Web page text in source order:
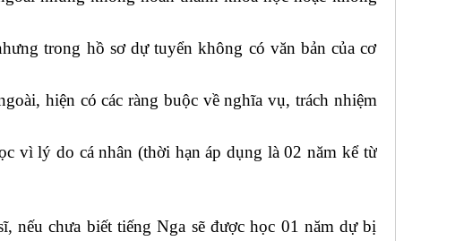
trong hồ sơ dự tuyển không có văn bản của cơ
hiện có các ràng buộc về nghĩa vụ, trách nhiệm
vì lý do cá nhân (thời hạn áp dụng là 02 năm kể từ
nếu chưa biết tiếng Nga sẽ được học 01 năm dự bị